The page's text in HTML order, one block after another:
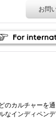
お問
のカルチャーを
なインディペン